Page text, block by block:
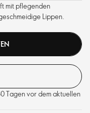
mit pflegenden
Lippen.
Tagen vor dem aktuellen